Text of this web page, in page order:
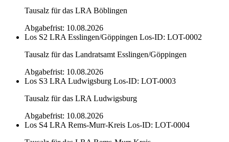
Tausalz für das LRA Böblingen
Abgabefrist: 10.08.2026
Los S2 LRA Esslingen/Göppingen Los-ID: LOT-0002
Tausalz für das Landratsamt Esslingen/Göppingen
Abgabefrist: 10.08.2026
Los S3 LRA Ludwigsburg Los-ID: LOT-0003
Tausalz für das LRA Ludwigsburg
Abgabefrist: 10.08.2026
Los S4 LRA Rems-Murr-Kreis Los-ID: LOT-0004